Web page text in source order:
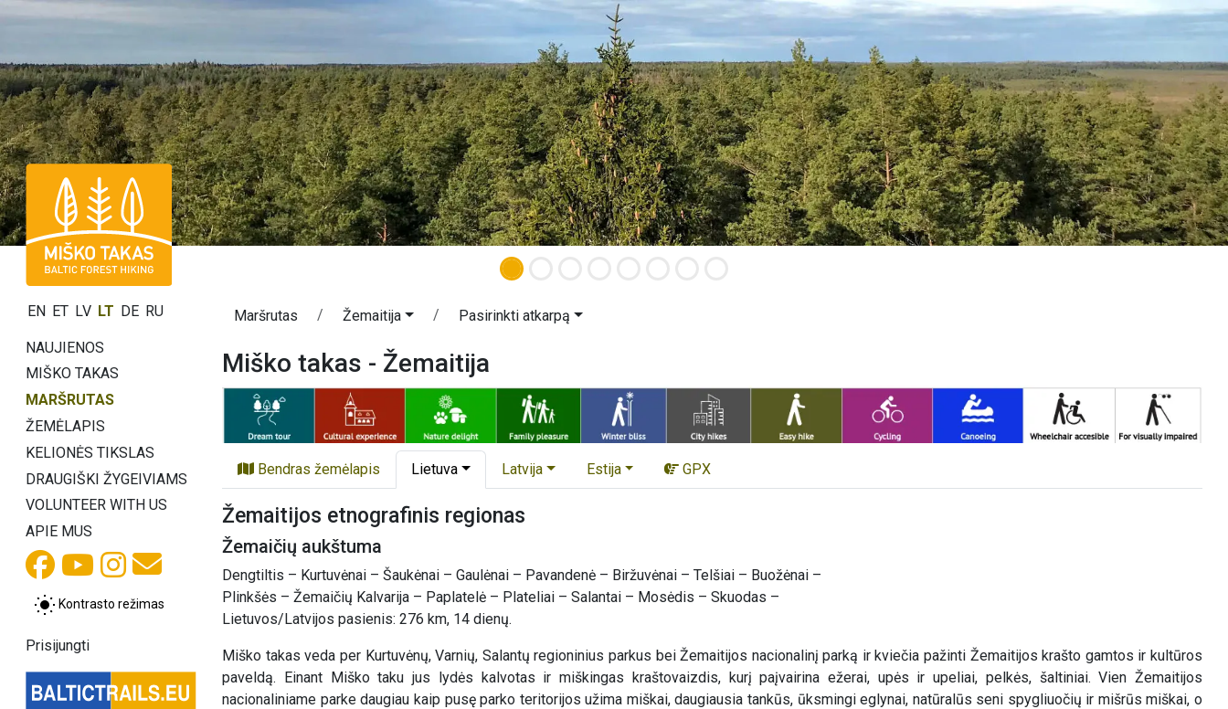
EN ET LV LT DE RU
NAUJIENOS
MIŠKO TAKAS
MARŠRUTAS
ŽEMĖLAPIS
KELIONĖS TIKSLAS
DRAUGIŠKI ŽYGEIVIAMS
VOLUNTEER WITH US
APIE MUS
Kontrasto režimas
Prisijungti
Maršrutas Žemaitija Pasirinkti atkarpą
Miško takas - Žemaitija
Bendras žemėlapis Lietuva Latvija Estija GPX
Žemaitijos etnografinis regionas
Žemaičių aukštuma
Dengtiltis – Kurtuvėnai – Šaukėnai – Gaulėnai – Pavandenė – Biržuvėnai – Telšiai – Buožėnai –
Plinkšės – Žemaičių Kalvarija – Paplatelė – Plateliai – Salantai – Mosėdis – Skuodas –
Lietuvos/Latvijos pasienis: 276 km, 14 dienų.
Miško takas veda per Kurtuvėnų, Varnių, Salantų regioninius parkus bei Žemaitijos nacionalinį parką ir kviečia pažinti Žemaitijos krašto gamtos ir kultūros
paveldą. Einant Miško taku jus lydės kalvotas ir miškingas kraštovaizdis, kurį paįvairina ežerai, upės ir upeliai, pelkės, šaltiniai. Vien Žemaitijos
nacionaliniame parke daugiau kaip pusę parko teritorijos užima miškai, daugiausia tankūs, ūksmingi eglynai, natūralūs seni spygliuočių ir mišrūs miškai, o